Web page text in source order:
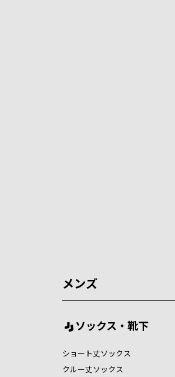
メンズ
ソックス・靴下
ショート丈ソックス
クルー丈ソックス